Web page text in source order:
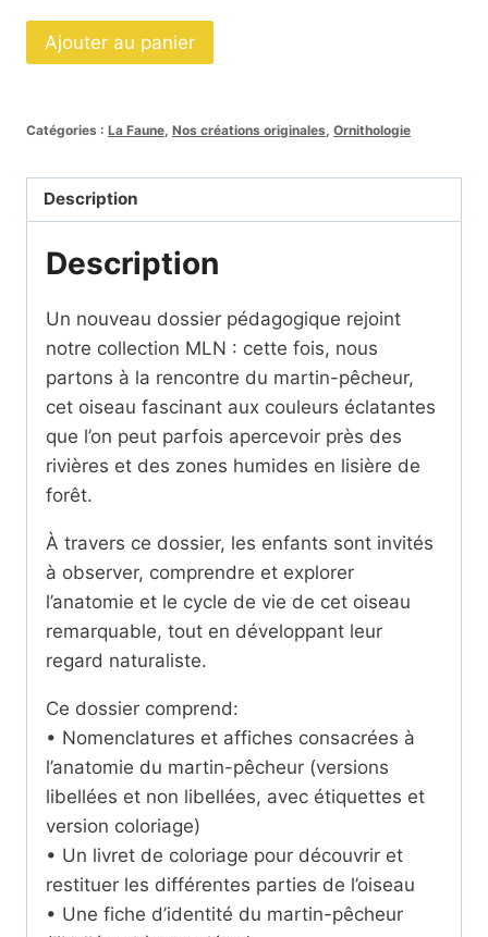
quantité
de
Le
pêcheur
SCRIPT
Ajouter au panier
Catégories : La Faune Nos créations originales Ornithologie
Description
Description
Un nouveau dossier pédagogique rejoint
notre collection MLN : cette fois, nous
partons à la rencontre du martin-pêcheur,
cet oiseau fascinant aux couleurs éclatantes
que l’on peut parfois apercevoir près des
rivières et des zones humides en lisière de
forêt.
À travers ce dossier, les enfants sont invités
à observer, comprendre et explorer
l’anatomie et le cycle de vie de cet oiseau
remarquable, tout en développant leur
regard naturaliste.
Ce dossier comprend:
• Nomenclatures et affiches consacrées à
l’anatomie du martin-pêcheur (versions
libellées et non libellées, avec étiquettes et
version coloriage)
• Un livret de coloriage pour découvrir et
restituer les différentes parties de l’oiseau
• Une fiche d’identité du martin-pêcheur